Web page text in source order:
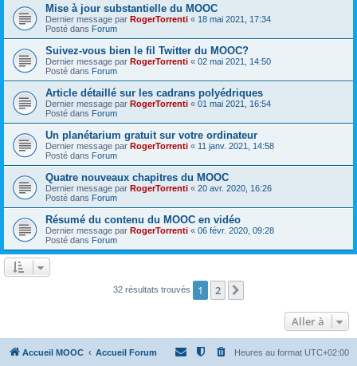
Mise à jour substantielle du MOOC
Dernier message par RogerTorrenti « 18 mai 2021, 17:34
Posté dans Forum
Suivez-vous bien le fil Twitter du MOOC?
Dernier message par RogerTorrenti « 02 mai 2021, 14:50
Posté dans Forum
Article détaillé sur les cadrans polyédriques
Dernier message par RogerTorrenti « 01 mai 2021, 16:54
Posté dans Forum
Un planétarium gratuit sur votre ordinateur
Dernier message par RogerTorrenti « 11 janv. 2021, 14:58
Posté dans Forum
Quatre nouveaux chapitres du MOOC
Dernier message par RogerTorrenti « 20 avr. 2020, 16:26
Posté dans Forum
Résumé du contenu du MOOC en vidéo
Dernier message par RogerTorrenti « 06 févr. 2020, 09:28
Posté dans Forum
32 résultats trouvés 1 2
Aller à
Accueil MOOC Accueil Forum Heures au format UTC+02:00